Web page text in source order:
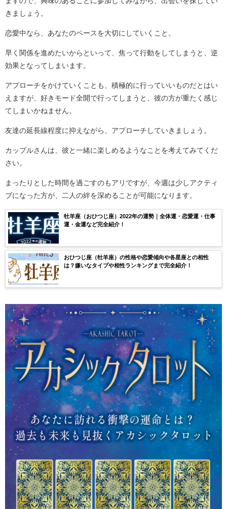
きましょう。
恋愛中なら、あなたのペースを大切にしていくこと。
早く関係を進めたいからといって、焦って行動をしてしまうと、逆
効果となってしまいます。
アプローチをかけていくことも、積極的に行っていいものだとはい
えますが、好きモード全開で行ってしまうと、彼の方が重たく感じ
てしまいかねません。
友達の延長線程度に抑えながら、アプローチしていきましょう。
カップルさんは、彼と一緒に楽しめるようなことを考えてみてくだ
さい。
まったりとした時間を過ごすのもアリですが、今週は少しアクティ
ブになった方が、二人の絆を深めることが可能になります。
牡羊座（おひつじ座）2022年の運勢｜全体運・恋愛運・仕事
運・金運など完全紹介！
おひつじ座（牡羊座）の性格や恋愛傾向や各星座との相性
は？嫌いなタイプや相性ランキングまで完全紹介！